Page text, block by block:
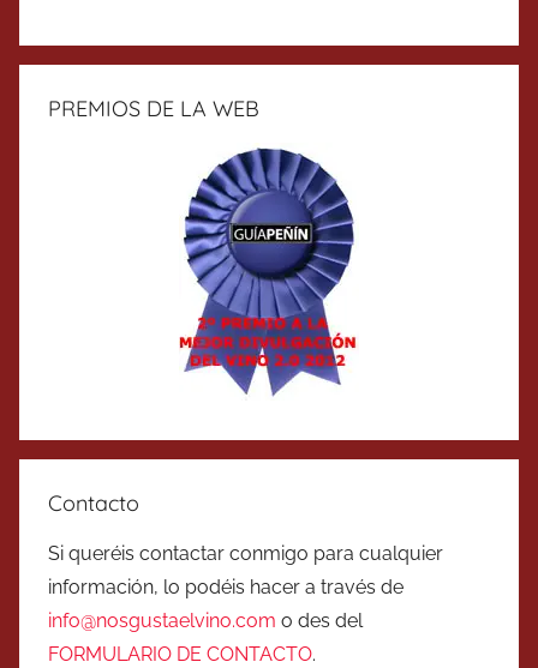
PREMIOS DE LA WEB
Contacto
Si queréis contactar conmigo para cualquier
información, lo podéis hacer a través de
info@nosgustaelvino.com o des del
FORMULARIO DE CONTACTO.